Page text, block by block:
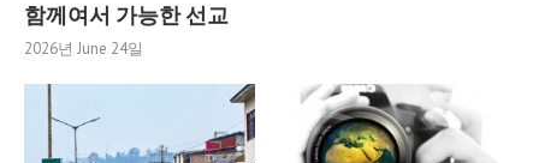
함께여서 가능한 선교
2026년 June 24일